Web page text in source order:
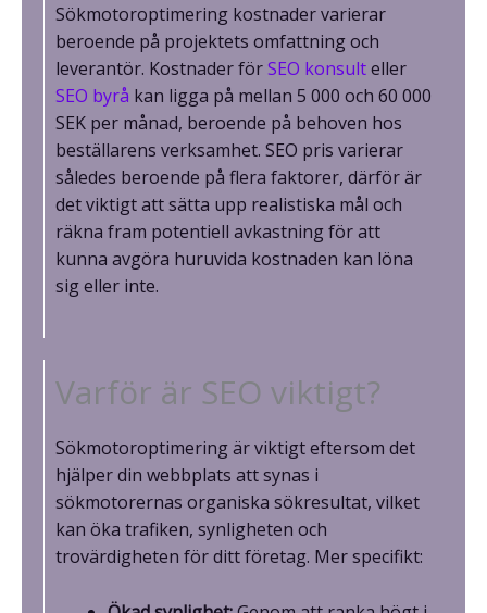
Sökmotoroptimering kostnader varierar
beroende på projektets omfattning och
leverantör. Kostnader förSEO konsulteller
SEO byrå kan ligga på mellan 5 000 och 60 000
SEK per månad, beroende på behoven hos
beställarens verksamhet. SEO pris varierar
således beroende på flera faktorer, därför är
det viktigt att sätta upp realistiska mål och
räkna fram potentiell avkastning för att
kunna avgöra huruvida kostnaden kan löna
sig eller inte.
Varför är SEO viktigt?
Sökmotoroptimering är viktigt eftersom det
hjälper din webbplats att synas i
sökmotorernas organiska sökresultat, vilket
kan öka trafiken, synligheten och
trovärdigheten för ditt företag. Mer specifikt: